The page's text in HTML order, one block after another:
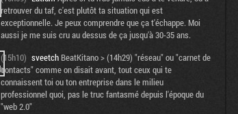
retrouver du taf, c'est plutôt ta situation qui est
exceptionnelle. Je peux comprendre que ça t'échappe. Moi
aussi je me suis cru au dessus de ça jusqu'à 30-35 ans.
(15h10) sveetch BeatKitano > (14h29) "réseau" ou "carnet de
contacts" comme on disait avant, tout ceux qui te
connaissent toi ou ton entreprise dans le milieu
professionnel quoi, pas le truc fantasmé depuis l'époque du
"web 2.0"